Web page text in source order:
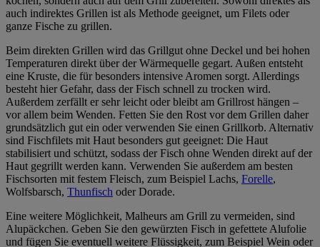
auch indirektes Grillen ist als Methode geeignet, um Filets oder
ganze Fische zu grillen.
Beim direkten Grillen wird das Grillgut ohne Deckel und bei hohen
Temperaturen direkt über der Wärmequelle gegart. Außen entsteht
eine Kruste, die für besonders intensive Aromen sorgt. Allerdings
besteht hier Gefahr, dass der Fisch schnell zu trocken wird.
Außerdem zerfällt er sehr leicht oder bleibt am Grillrost hängen –
vor allem beim Wenden. Fetten Sie den Rost vor dem Grillen daher
grundsätzlich gut ein oder verwenden Sie einen Grillkorb. Alternativ
sind Fischfilets mit Haut besonders gut geeignet: Die Haut
stabilisiert und schützt, sodass der Fisch ohne Wenden direkt auf der
Haut gegrillt werden kann. Verwenden Sie außerdem am besten
Fischsorten mit festem Fleisch, zum Beispiel Lachs, Forelle,
Wolfsbarsch, Thunfisch oder Dorade.
Eine weitere Möglichkeit, Malheurs am Grill zu vermeiden, sind
Alupäckchen. Geben Sie den gewürzten Fisch in gefettete Alufolie
und fügen Sie eventuell weitere Flüssigkeit, zum Beispiel Wein oder